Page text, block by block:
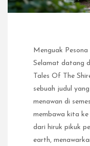
Menguak
Selamat datang
Tales Of The
sebuah judul
menawan di
membawa kita
dari hiruk pikuk
earth,